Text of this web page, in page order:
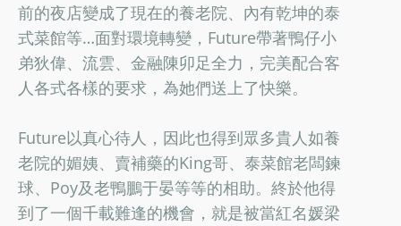
前的夜店變成了現在的養老院、內有乾坤的泰
式菜館等…面對環境轉變，Future帶著鴨仔小
弟狄偉、流雲、金融陳卯足全力，完美配合客
人各式各樣的要求，為她們送上了快樂。
Future以真心待人，因此也得到眾多貴人如養
老院的媚姨、賣補藥的King哥、泰菜館老闆鍊
球、Poy及老鴨鵬于晏等等的相助。終於他得
到了一個千載難逢的機會，就是被當紅名媛梁